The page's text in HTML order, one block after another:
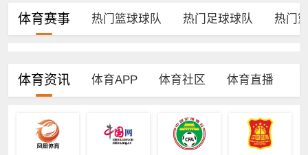
体育赛事 热门篮球球队 热门足球球队 热门
体育资讯 体育APP 体育社区 体育直播